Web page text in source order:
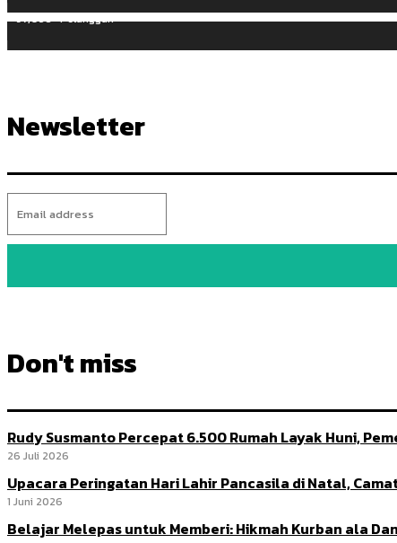
97,058 Pelanggan
Newsletter
Don't miss
Rudy Susmanto Percepat 6.500 Rumah Layak Huni,
26 Juli 2026
Upacara Peringatan Hari Lahir Pancasila di Natal,
1 Juni 2026
Belajar Melepas untuk Memberi: Hikmah Kurban ala